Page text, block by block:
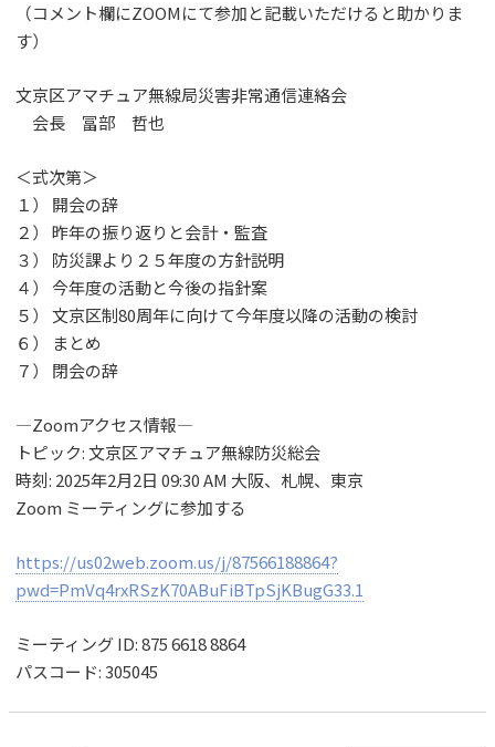
（コメント欄にZOOMにて参加と記載いただけると助かりま
す）
文京区アマチュア無線局災害非常通信連絡会
会長 冨部 哲也
＜式次第＞
１） 開会の辞
２） 昨年の振り返りと会計・監査
３） 防災課より２５年度の方針説明
４） 今年度の活動と今後の指針案
５） 文京区制80周年に向けて今年度以降の活動の検討
６） まとめ
７） 閉会の辞
―Zoomアクセス情報―
トピック: 文京区アマチュア無線防災総会
時刻: 2025年2月2日 09:30 AM 大阪、札幌、東京
Zoom ミーティングに参加する
https://us02web.zoom.us/j/87566188864?
pwd=PmVq4rxRSzK70ABuFiBTpSjKBugG33.1
ミーティング ID: 875 6618 8864
パスコード: 305045